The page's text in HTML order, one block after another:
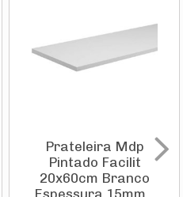
Prateleira Mdp
Pintado Facilit
20x60cm Branco